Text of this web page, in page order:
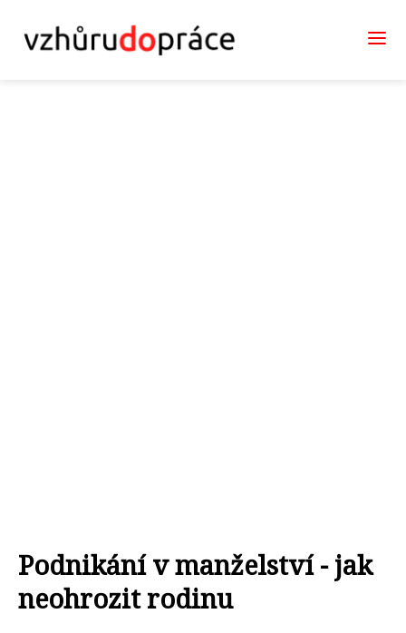
Podnikání v manželství - jak
neohrozit rodinu